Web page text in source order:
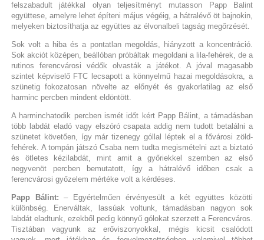
felszabadult játékkal olyan teljesítményt mutasson Papp Balint
együttese, amelyre lehet építeni május végéig, a hátralévő öt bajnokin,
melyeken biztosíthatja az együttes az élvonalbeli tagság megőrzését.
Sok volt a hiba és a pontatlan megoldás, hiányzott a koncentráció.
Sok akciót középen, beállóban próbáltak megoldani a lila-fehérek, de a
rutinos ferencvárosi védők olvasták a játékot. A jóval magasabb
szintet képviselő FTC lecsapott a könnyelmű hazai megoldásokra, a
szünetig fokozatosan növelte az előnyét és gyakorlatilag az első
harminc percben mindent eldöntött.
A harminchatodik percben ismét időt kért Papp Bálint, a támadásban
több labdát eladó vagy elszóró csapata addig nem tudott betalálni a
szünetet követően, így már tizenegy góllal léptek el a fővárosi zöld-
fehérek. A tompán játszó Csaba nem tudta megismételni azt a biztató
és ötletes kézilabdát, mint amit a győriekkel szemben az első
negyvenöt percben bemutatott, így a hátralévő időben csak a
ferencvárosi győzelem mértéke volt a kérdéses.
Papp Bálint: – Egyértelműen érvényesült a két együttes közötti
különbség. Enerváltak, lassúak voltunk, támadásban nagyon sok
labdát eladtunk, ezekből pedig könnyű gólokat szerzett a Ferencváros.
Tisztában vagyunk az erőviszonyokkal, mégis kicsit csalódott